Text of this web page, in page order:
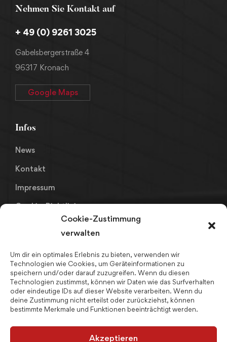
Cookie-Zustimmung
verwalten
Um dir ein optimales Erlebnis zu bieten, verwenden wir
Technologien wie Cookies, um Geräteinformationen zu
speichern und/oder darauf zuzugreifen. Wenn du diesen
Technologien zustimmst, können wir Daten wie das Surfverhalten
oder eindeutige IDs auf dieser Website verarbeiten. Wenn du
deine Zustimmung nicht erteilst oder zurückziehst, können
bestimmte Merkmale und Funktionen beeinträchtigt werden.
Akzeptieren
Nehmen Sie Kontakt auf
+ 49 (0) 9261 3025
Gabelsbergerstraße 4
96317 Kronach
Google Maps
Infos
News
Kontakt
Impressum
Cookie-Richtlinie
Links
Fahrpläne LK Kronach
Bay. Realschulnetz